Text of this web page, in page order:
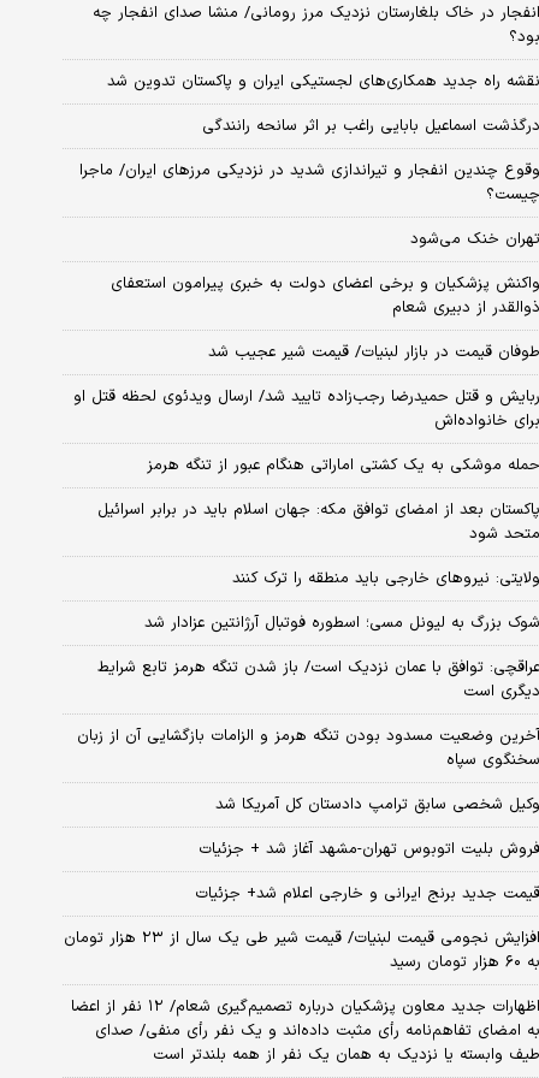
انفجار در خاک بلغارستان نزدیک مرز رومانی/ منشا صدای انفجار چه
بود؟
نقشه راه جدید همکاری‌های لجستیکی ایران و پاکستان تدوین شد
درگذشت اسماعیل بابایی راغب بر اثر سانحه رانندگی
وقوع چندین انفجار و تیراندازی شدید در نزدیکی مرز‌های ایران/ ماجرا
چیست؟
تهران خنک می‌شود
واکنش پزشکیان و برخی اعضای دولت به خبری پیرامون استعفای
ذوالقدر از دبیری شعام
طوفان قیمت در بازار لبنیات/ قیمت شیر عجیب شد
ربایش و قتل حمیدرضا رجب‌زاده تایید شد/ ارسال ویدئوی لحظه قتل او
برای خانواده‌اش
حمله موشکی به یک کشتی اماراتی هنگام عبور از تنگه هرمز
پاکستان بعد از امضای توافق مکه: جهان اسلام باید در برابر اسرائیل
متحد شود
ولایتی: نیروهای خارجی باید منطقه را ترک کنند
شوک بزرگ به لیونل مسی؛ اسطوره فوتبال آرژانتین عزادار شد
عراقچی: توافق با عمان نزدیک است/ باز شدن تنگه هرمز تابع شرایط
دیگری است
آخرین وضعیت مسدود بودن تنگه هرمز و الزامات بازگشایی آن از زبان
سخنگوی سپاه
وکیل شخصی سابق ترامپ دادستان کل آمریکا شد
فروش بلیت اتوبوس تهران-مشهد آغاز شد + جزئیات
قیمت جدید برنج ایرانی و خارجی اعلام شد+ جزئیات
افزایش نجومی قیمت لبنیات/ قیمت شیر طی یک سال از ۲۳ هزار تومان
به ۶۰ هزار تومان رسید
اظهارات جدید معاون پزشکیان درباره تصمیم‌گیری شعام/ ۱۲ نفر از اعضا
به امضای تفاهم‌نامه رأی مثبت داده‌اند و یک نفر رأی منفی/ صدای
طیف وابسته یا نزدیک به همان یک نفر از همه بلندتر است